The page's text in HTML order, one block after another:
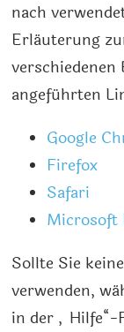
nach
Erläuterung
angeführten
Google
Firefox
Safari
Microsoft
Sollte Sie
verwenden,
in der „Hilfe“-